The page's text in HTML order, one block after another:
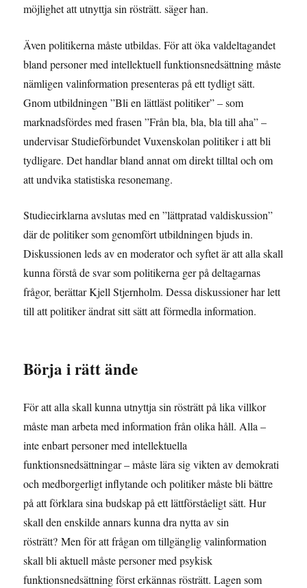
möjlighet att utnyttja sin rösträtt. säger han.
Även politikerna måste utbildas. För att öka valdeltagandet
bland personer med intellektuell funktionsnedsättning måste
nämligen valinformation presenteras på ett tydligt sätt.
Gnom utbildningen ”Bli en lättläst politiker” – som
marknadsfördes med frasen ”Från bla, bla, bla till aha” –
undervisar Studieförbundet Vuxenskolan politiker i att bli
tydligare. Det handlar bland annat om direkt tilltal och om
att undvika statistiska resonemang.
Studiecirklarna avslutas med en ”lättpratad valdiskussion”
där de politiker som genomfört utbildningen bjuds in.
Diskussionen leds av en moderator och syftet är att alla skall
kunna förstå de svar som politikerna ger på deltagarnas
frågor, berättar Kjell Stjernholm. Dessa diskussioner har lett
till att politiker ändrat sitt sätt att förmedla information.
Börja i rätt ände
För att alla skall kunna utnyttja sin rösträtt på lika villkor
måste man arbeta med information från olika håll. Alla –
inte enbart personer med intellektuella
funktionsnedsättningar – måste lära sig vikten av demokrati
och medborgerligt inflytande och politiker måste bli bättre
på att förklara sina budskap på ett lättförståeligt sätt. Hur
skall den enskilde annars kunna dra nytta av sin
rösträtt? Men för att frågan om tillgänglig valinformation
skall bli aktuell måste personer med psykisk
funktionsnedsättning först erkännas rösträtt. Lagen som